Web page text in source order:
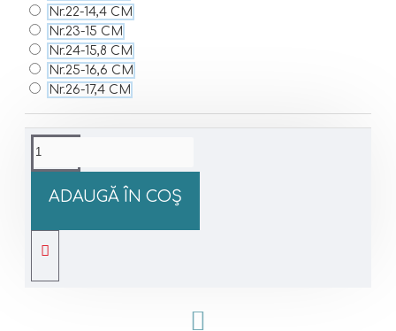
Nr.22-14,4 CM
Nr.23-15 CM
Nr.24-15,8 CM
Nr.25-16,6 CM
Nr.26-17,4 CM
ADAUGĂ ÎN COŞ